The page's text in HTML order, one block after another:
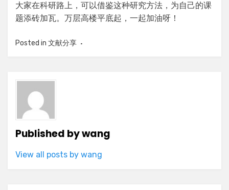
大家在科研路上，可以借鉴这种研究方法，为自己的课
题添砖加瓦。万层高楼平底起，一起加油呀！
Posted in 文献分享
Published bywang
View all posts by wang